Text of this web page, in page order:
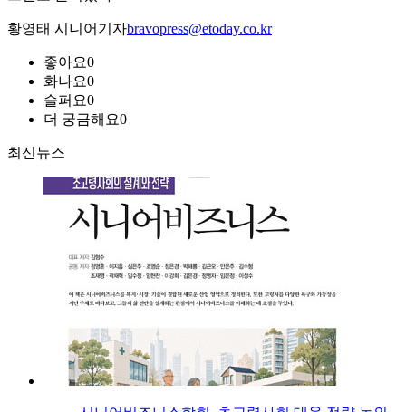
황영태 시니어기자bravopress@etoday.co.kr
좋아요0
화나요0
슬퍼요0
더 궁금해요0
최신뉴스